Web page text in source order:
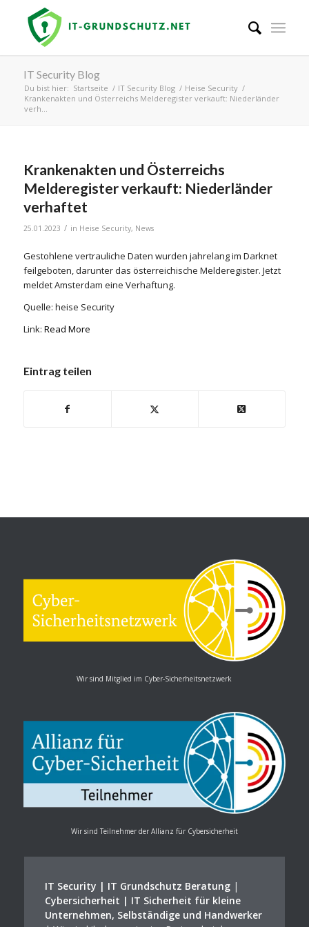
IT Security Blog
Du bist hier: Startseite / IT Security Blog / Heise Security /
Krankenakten und Österreichs Melderegister verkauft: Niederländer
verh...
Krankenakten und Österreichs
Melderegister verkauft: Niederländer
verhaftet
25.01.2023 / in Heise Security, News
Gestohlene vertrauliche Daten wurden jahrelang im Darknet
feilgeboten, darunter das österreichische Melderegister. Jetzt
meldet Amsterdam eine Verhaftung.
Quelle: heise Security
Link: Read More
Eintrag teilen
Wir sind Mitglied im Cyber-Sicherheitsnetzwerk
Wir sind Teilnehmer der Allianz für Cybersicherheit
IT Security | IT Grundschutz Beratung|
Cybersicherheit | IT Sicherheit für kleine
Unternehmen, Selbständige und Handwerker